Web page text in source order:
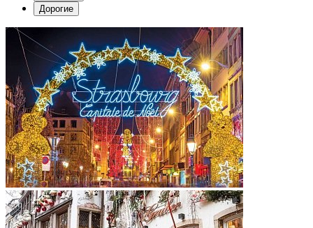
Дорогие